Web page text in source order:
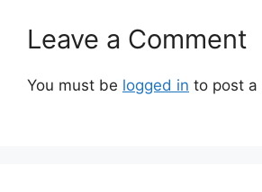
Leave a Comment
You must be logged in to post a